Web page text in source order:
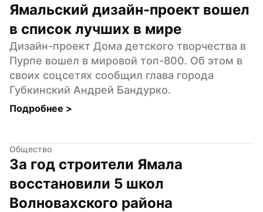
Ямальский дизайн-проект вошел
в список лучших в мире
Дизайн-проект Дома детского творчества в
Пурпе вошел в мировой топ-800. Об этом в
своих соцсетях сообщил глава города
Губкинский Андрей Бандурко.
Подробнее >
Общество
За год строители Ямала
восстановили 5 школ
Волновахского района